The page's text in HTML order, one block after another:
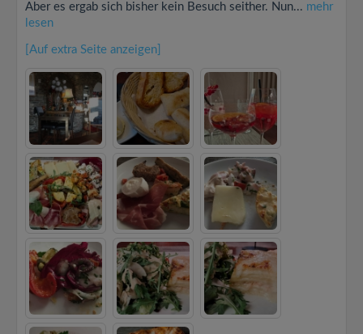
Aber es ergab sich bisher kein Besuch seither. Nun... mehr
lesen
[Auf extra Seite anzeigen]